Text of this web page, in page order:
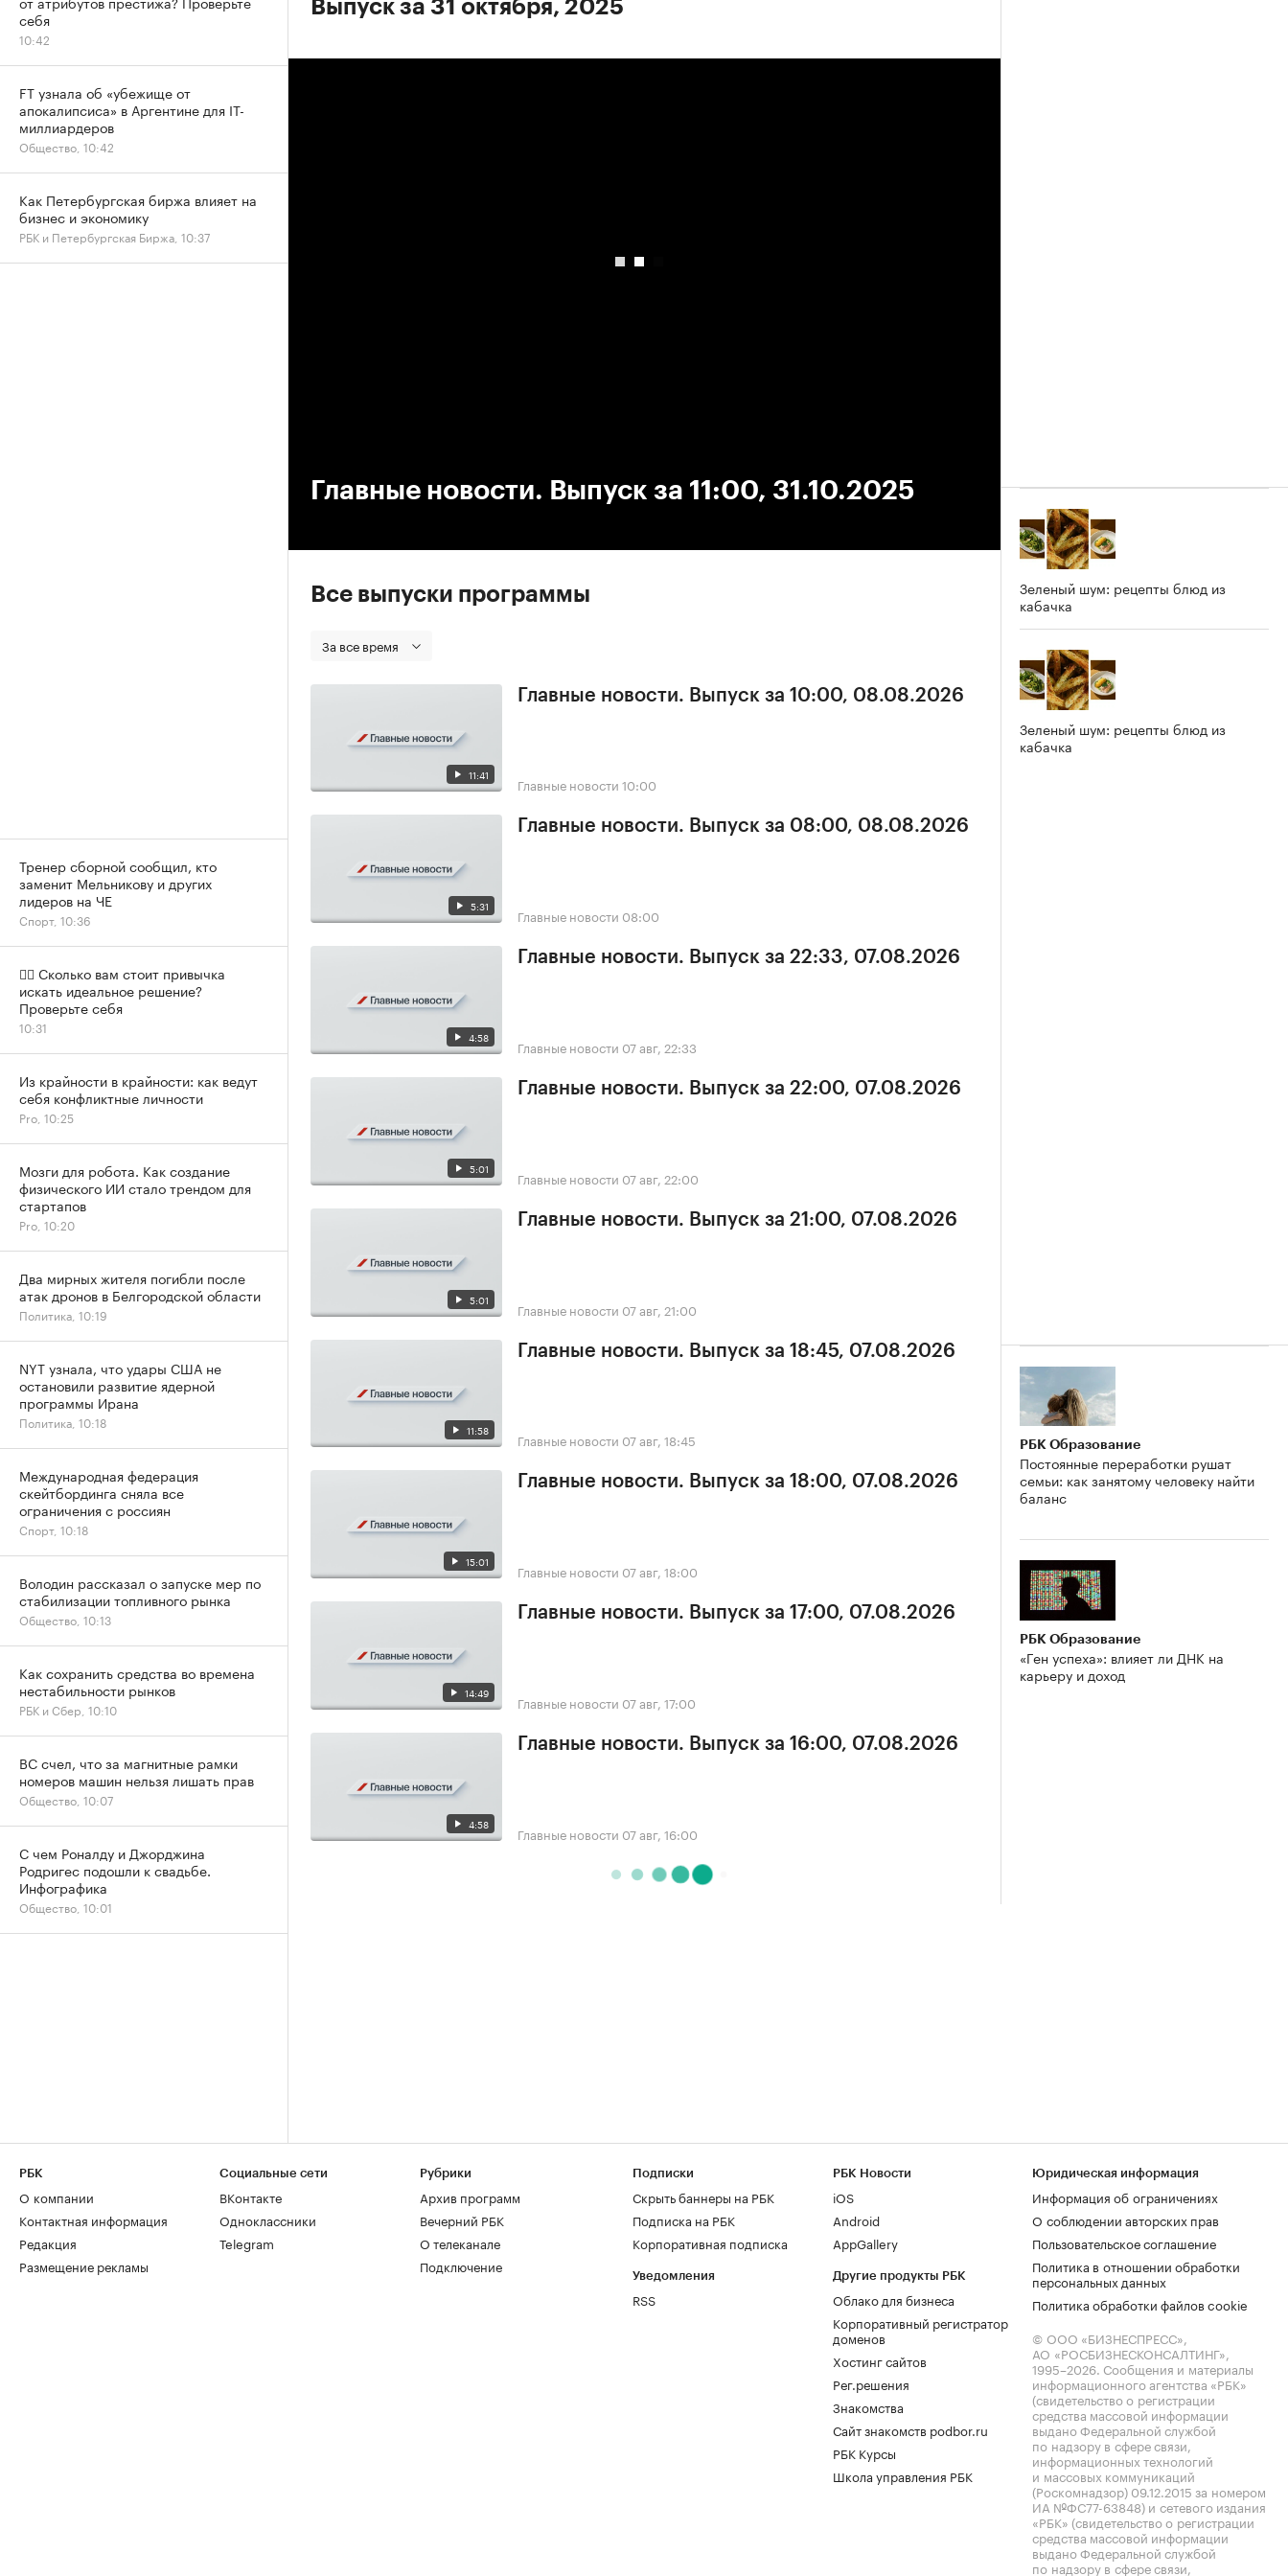
Выпуск за 31 октября, 2025
Главные новости. Выпуск за 11:00, 31.10.2025
Все выпуски программы
За все время
11:41
Главные новости. Выпуск за 10:00, 08.08.2026
Главные новости 10:00
5:31
Главные новости. Выпуск за 08:00, 08.08.2026
Главные новости 08:00
4:58
Главные новости. Выпуск за 22:33, 07.08.2026
Главные новости 07 авг, 22:33
5:01
Главные новости. Выпуск за 22:00, 07.08.2026
Главные новости 07 авг, 22:00
5:01
Главные новости. Выпуск за 21:00, 07.08.2026
Главные новости 07 авг, 21:00
11:58
Главные новости. Выпуск за 18:45, 07.08.2026
Главные новости 07 авг, 18:45
15:01
Главные новости. Выпуск за 18:00, 07.08.2026
Главные новости 07 авг, 18:00
14:49
Главные новости. Выпуск за 17:00, 07.08.2026
Главные новости 07 авг, 17:00
4:58
Главные новости. Выпуск за 16:00, 07.08.2026
Главные новости 07 авг, 16:00
Зеленый шум: рецепты блюд из
кабачка
Зеленый шум: рецепты блюд из
кабачка
РБК Образование
Постоянные переработки рушат
семьи: как занятому человеку найти
баланс
РБК Образование
«Ген успеха»: влияет ли ДНК на
карьеру и доход
себя
10:42
FT узнала об «убежище от
апокалипсиса» в Аргентине для IT-
миллиардеров
Общество, 10:42
Как Петербургская биржа влияет на
бизнес и экономику
РБК и Петербургская Биржа, 10:37
Тренер сборной сообщил, кто
заменит Мельникову и других
лидеров на ЧЕ
Спорт, 10:36
✍🏻 Сколько вам стоит привычка
искать идеальное решение?
Проверьте себя
10:31
Из крайности в крайности: как ведут
себя конфликтные личности
Pro, 10:25
Мозги для робота. Как создание
физического ИИ стало трендом для
стартапов
Pro, 10:20
Два мирных жителя погибли после
атак дронов в Белгородской области
Политика, 10:19
NYT узнала, что удары США не
остановили развитие ядерной
программы Ирана
Политика, 10:18
Международная федерация
скейтбординга сняла все
ограничения с россиян
Спорт, 10:18
Володин рассказал о запуске мер по
стабилизации топливного рынка
Общество, 10:13
Как сохранить средства во времена
нестабильности рынков
РБК и Сбер, 10:10
ВС счел, что за магнитные рамки
номеров машин нельзя лишать прав
Общество, 10:07
С чем Роналду и Джорджина
Родригес подошли к свадьбе.
Инфографика
Общество, 10:01
РБК
О компании
Контактная информация
Редакция
Размещение рекламы
Социальные сети
ВКонтакте
Одноклассники
Telegram
Рубрики
Архив программ
Вечерний РБК
О телеканале
Подключение
Подписки
Скрыть баннеры на РБК
Подписка на РБК
Корпоративная подписка
Уведомления
RSS
РБК Новости
iOS
Android
AppGallery
Другие продукты РБК
Облако для бизнеса
Корпоративный регистратор
доменов
Хостинг сайтов
Рег.решения
Знакомства
Сайт знакомств podbor.ru
РБК Курсы
Школа управления РБК
Юридическая информация
Информация об ограничениях
О соблюдении авторских прав
Пользовательское соглашение
Политика в отношении обработки
персональных данных
Политика обработки файлов cookie
© ООО «БИЗНЕСПРЕСС»,
АО «РОСБИЗНЕСКОНСАЛТИНГ»,
1995–2026. Сообщения и материалы
информационного агентства «РБК»
(свидетельство о регистрации
средства массовой информации
выдано Федеральной службой
по надзору в сфере связи,
информационных технологий
и массовых коммуникаций
(Роскомнадзор) 09.12.2015 за номером
ИА №ФС77-63848) и сетевого издания
«РБК» (свидетельство о регистрации
средства массовой информации
выдано Федеральной службой
по надзору в сфере связи,